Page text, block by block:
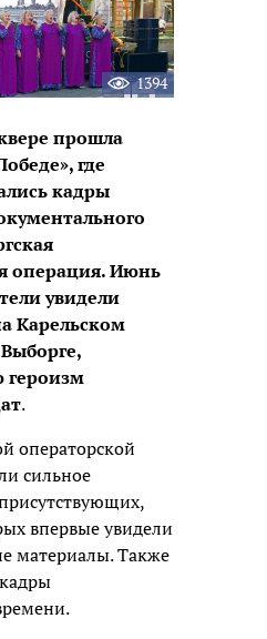
1394
прошла
где
кадры
операция. Июнь
увидели
Карельском
героизм
.
операторской
сильное
впервые увидели
материалы. Также